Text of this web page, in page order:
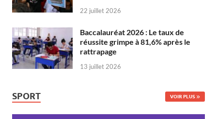
22 juillet 2026
Baccalauréat 2026 : Le taux de
réussite grimpe à 81,6% après le
rattrapage
13 juillet 2026
SPORT VOIR PLUS